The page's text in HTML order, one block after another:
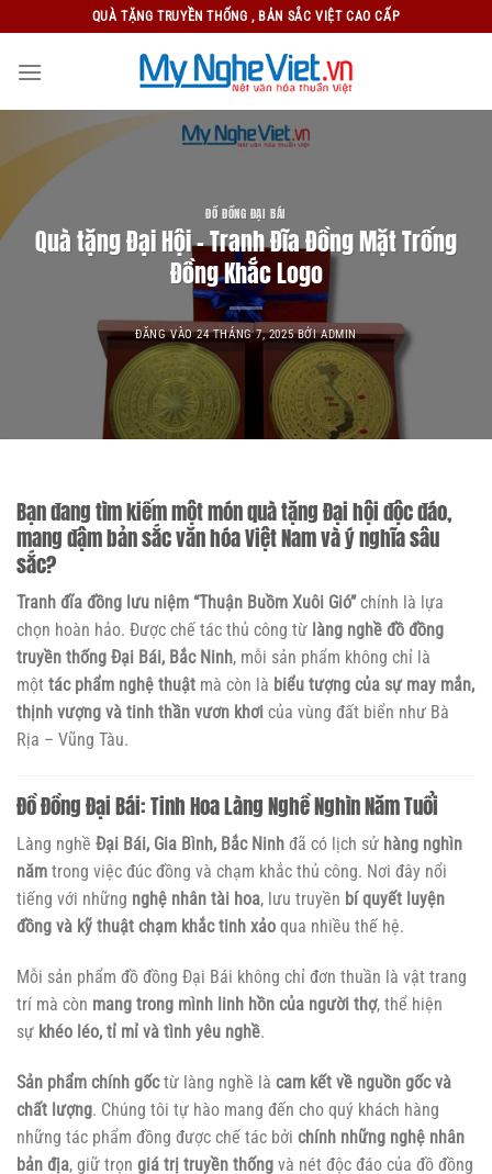
qua
nội
QUÀ TẶNG TRUYỀN THỐNG , BẢN SẮC VIỆT CAO CẤP
ĐỒ ĐỒNG ĐẠI BÁI
Quà tặng Đại Hội – Tranh Đĩa Đồng Mặt Trống
Đồng Khắc Logo
ĐĂNG VÀO24 THÁNG 7, 2025 BỞIADMIN
Bạn đang tìm kiếm một món quà tặng Đại hội độc đáo,
mang đậm bản sắc văn hóa Việt Nam và ý nghĩa sâu
sắc?
Tranh đĩa đồng lưu niệm “Thuận Buồm Xuôi Gió”chính là lựa
chọn hoàn hảo. Được chế tác thủ công từ làng nghề đồ đồng
truyền thống Đại Bái, Bắc Ninh, mỗi sản phẩm không chỉ là
một tác phẩm nghệ thuật mà còn là biểu tượng của sự may mắn,
thịnh vượng và tinh thần vươn khơi của vùng đất biển như Bà
Rịa – Vũng Tàu.
Đồ Đồng Đại Bái: Tinh Hoa Làng Nghề Nghìn Năm Tuổi
Làng nghề Đại Bái, Gia Bình, Bắc Ninh đã có lịch sử hàng nghìn
năm trong việc đúc đồng và chạm khắc thủ công. Nơi đây nổi
tiếng với những nghệ nhân tài hoa, lưu truyền bí quyết luyện
đồng và kỹ thuật chạm khắc tinh xảo qua nhiều thế hệ.
Mỗi sản phẩm đồ đồng Đại Bái không chỉ đơn thuần là vật trang
trí mà còn mang trong mình linh hồn của người thợ, thể hiện
sự khéo léo, tỉ mỉ và tình yêu nghề.
Sản phẩm chính gốctừ làng nghề là cam kết về nguồn gốc và
chất lượng. Chúng tôi tự hào mang đến cho quý khách hàng
những tác phẩm đồng được chế tác bởi chính những nghệ nhân
bản địa, giữ trọn giá trị truyền thống và nét độc đáo của đồ đồng